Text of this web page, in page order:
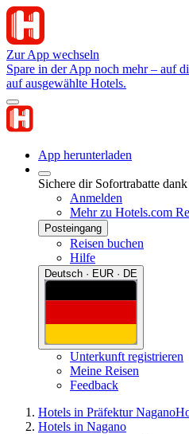
Zur App wechseln
Spare in der App noch mehr – auf
auf ausgewählte Hotels.
App herunterladen
Sichere dir Sofortrabatte
Anmelden
Mehr zu Hotels.com
Posteingang
Reisen buchen
Hilfe
Deutsch · EUR · DE
Unterkunft registrieren
Meine Reisen
Feedback
Hotels in Präfektur Nagano
Hotels in Nagano